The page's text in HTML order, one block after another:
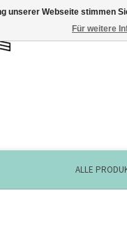
ALLE
unserer Webseite stimmen
Für weitere